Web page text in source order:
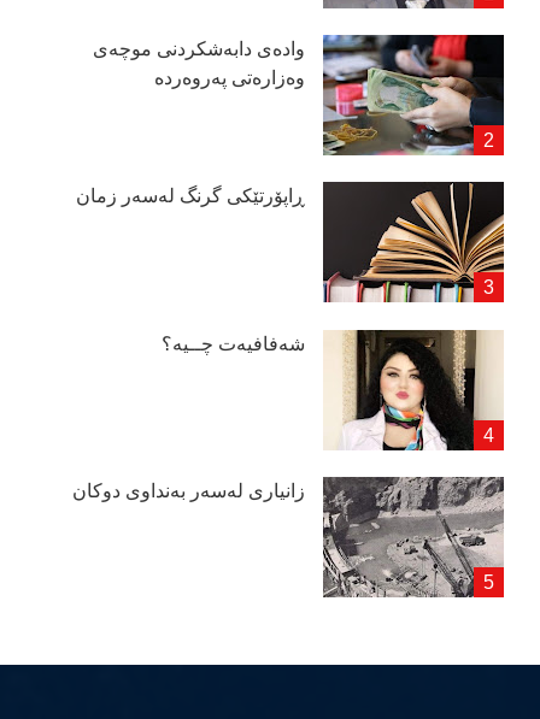
وادەی دابەشكردنی موچەی
وەزارەتی پەروەردە
ڕاپۆرتێكی گرنگ لەسەر زمان
شەفافیەت چــیە؟
زانیاری لەسەر بەنداوی دوكان